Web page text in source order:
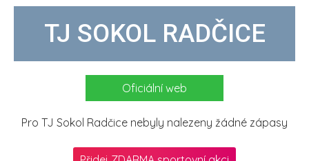
TJ SOKOL RADČICE
Oficiální web
Pro TJ Sokol Radčice nebyly nalezeny žádné zápasy